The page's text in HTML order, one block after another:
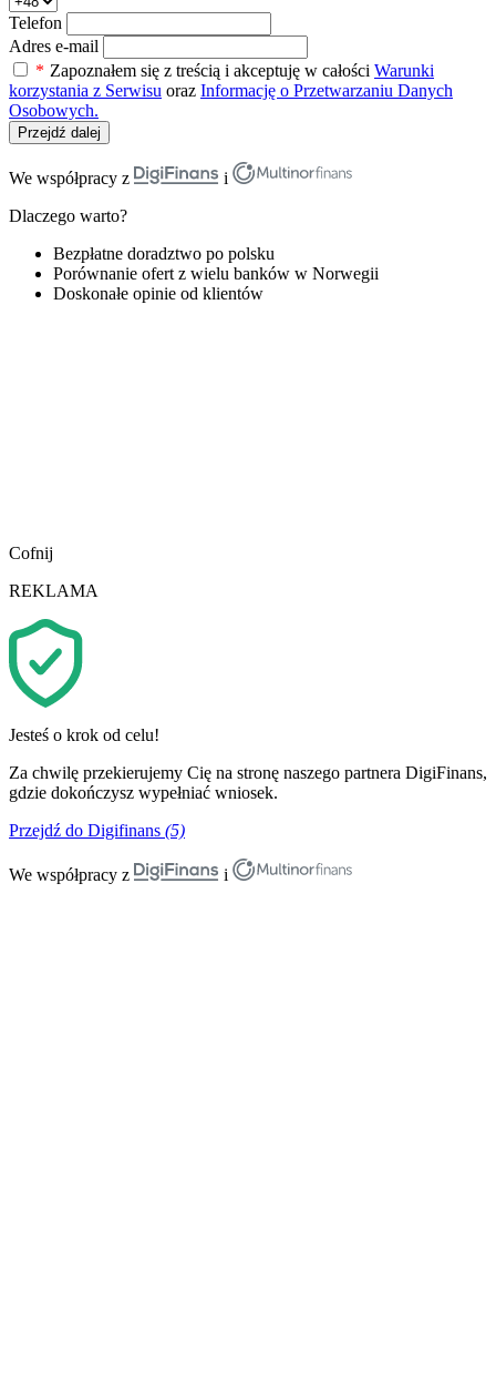
Telefon
Adres e-mail
* Zapoznałem się z treścią i akceptuję w całości Warunki
korzystania z Serwisu oraz Informację o Przetwarzaniu Danych
Osobowych.
Przejdź dalej
We współpracy z
i
Dlaczego warto?
Bezpłatne doradztwo po polsku
Porównanie ofert z wielu banków w Norwegii
Doskonałe opinie od klientów
Cofnij
REKLAMA
Jesteś o krok od celu!
Za chwilę przekierujemy Cię na stronę naszego partnera DigiFinans,
gdzie dokończysz wypełniać wniosek.
Przejdź do Digifinans (5)
We współpracy z i